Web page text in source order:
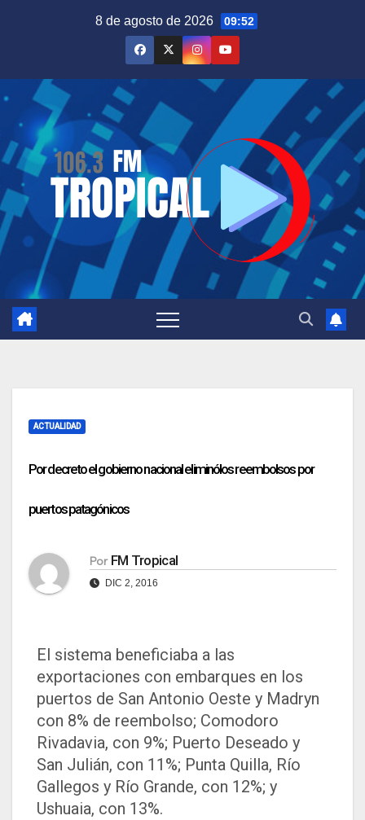
8 de agosto de 2026 09:52
ACTUALIDAD
Por decreto el gobierno nacional eliminólos reembolsos por
puertos patagónicos
Por FM Tropical
DIC 2, 2016
El sistema beneficiaba a las
exportaciones con embarques en los
puertos de San Antonio Oeste y Madryn
con 8% de reembolso; Comodoro
Rivadavia, con 9%; Puerto Deseado y
San Julián, con 11%; Punta Quilla, Río
Gallegos y Río Grande, con 12%; y
Ushuaia, con 13%.